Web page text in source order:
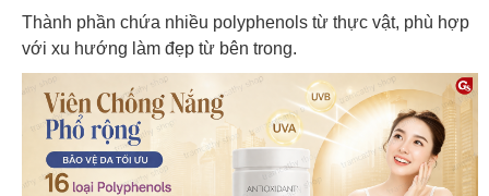
Thành phần chứa nhiều polyphenols từ thực vật, phù hợp
với xu hướng làm đẹp từ bên trong.